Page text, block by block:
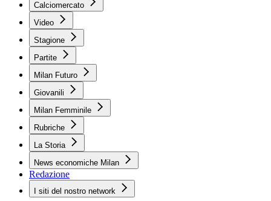
Calciomercato
Video
Stagione
Partite
Milan Futuro
Giovanili
Milan Femminile
Rubriche
La Storia
News economiche Milan
Redazione
I siti del nostro network